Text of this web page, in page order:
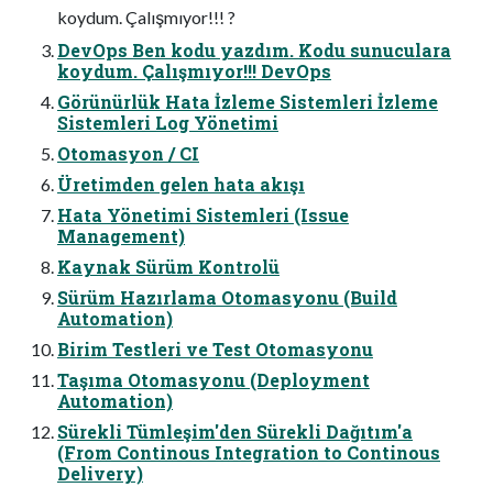
koydum. Çalışmıyor!!! ?
DevOps Ben kodu yazdım. Kodu sunuculara
koydum. Çalışmıyor!!! DevOps
Görünürlük Hata İzleme Sistemleri İzleme
Sistemleri Log Yönetimi
Otomasyon / CI
Üretimden gelen hata akışı
Hata Yönetimi Sistemleri (Issue
Management)
Kaynak Sürüm Kontrolü
Sürüm Hazırlama Otomasyonu (Build
Automation)
Birim Testleri ve Test Otomasyonu
Taşıma Otomasyonu (Deployment
Automation)
Sürekli Tümleşim'den Sürekli Dağıtım'a
(From Continous Integration to Continous
Delivery)